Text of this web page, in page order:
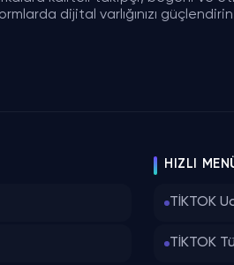
dijital varlığınızı
HIZLI
TİKTOK
TİKTOK